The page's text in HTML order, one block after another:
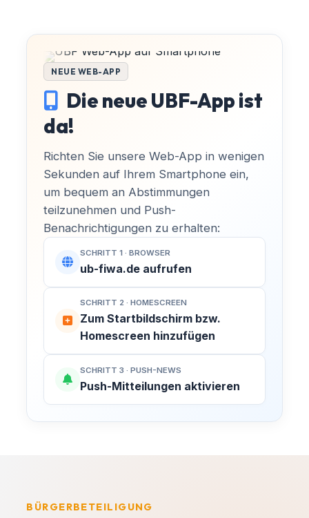
NEUE WEB-APP
Die neue UBF-App ist
da!
Richten Sie unsere Web-App in wenigen
Sekunden auf Ihrem Smartphone ein,
um bequem an Abstimmungen
teilzunehmen und Push-
Benachrichtigungen zu erhalten:
SCHRITT 1 · BROWSER
ub-fiwa.de aufrufen
SCHRITT 2 · HOMESCREEN
Zum Startbildschirm bzw.
Homescreen hinzufügen
SCHRITT 3 · PUSH-NEWS
Push-Mitteilungen aktivieren
BÜRGERBETEILIGUNG